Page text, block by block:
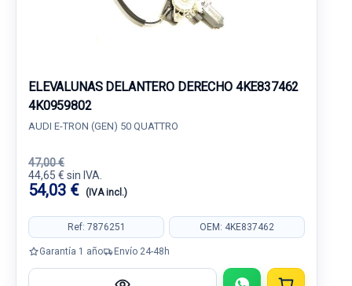
ELEVALUNAS DELANTERO DERECHO 4KE837462
4K0959802
AUDI E-TRON (GEN) 50 QUATTRO
47,00 €
44,65 € sin IVA.
54,03 € (IVA incl.)
Ref: 7876251 OEM: 4KE837462
Garantía 1 año Envío 24-48h